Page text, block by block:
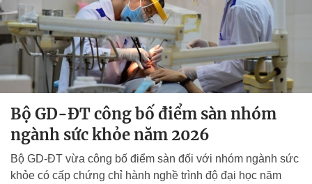
Bộ GD-ĐT công bố điểm sàn nhóm
ngành sức khỏe năm 2026
Bộ GD-ĐT vừa công bố điểm sàn đối với nhóm ngành sức
khỏe có cấp chứng chỉ hành nghề trình độ đại học năm